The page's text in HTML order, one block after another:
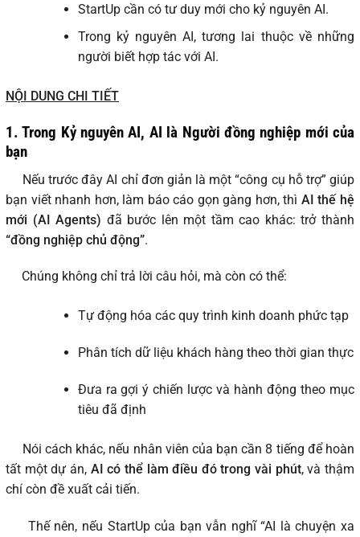
StartUp cần có tư duy mới cho kỷ nguyên AI.
Trong kỷ nguyên AI, tương lai thuộc về những
người biết hợp tác với AI.
NỘI DUNG CHI TIẾT
1. Trong Kỷ nguyên AI, AI là Người đồng nghiệp mới của
bạn
Nếu trước đây AI chỉ đơn giản là một “công cụ hỗ trợ” giúp
bạn viết nhanh hơn, làm báo cáo gọn gàng hơn, thì AI thế hệ
mới (AI Agents) đã bước lên một tầm cao khác: trở thành
“đồng nghiệp chủ động”.
Chúng không chỉ trả lời câu hỏi, mà còn có thể:
Tự động hóa các quy trình kinh doanh phức tạp
Phân tích dữ liệu khách hàng theo thời gian thực
Đưa ra gợi ý chiến lược và hành động theo mục
tiêu đã định
Nói cách khác, nếu nhân viên của bạn cần 8 tiếng để hoàn
tất một dự án, AI có thể làm điều đó trong vài phút, và thậm
chí còn đề xuất cải tiến.
Thế nên, nếu StartUp của bạn vẫn nghĩ “AI là chuyện xa